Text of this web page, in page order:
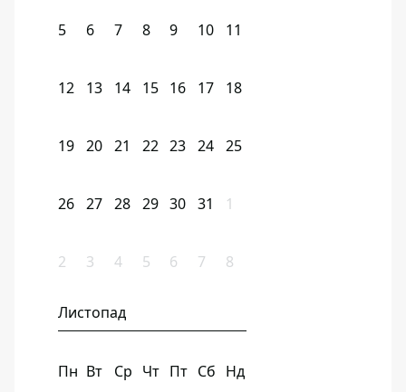
5 6 7 8 9 10 11
12 13 14 15 16 17 18
19 20 21 22 23 24 25
26 27 28 29 30 31 1
2 3 4 5 6 7 8
Листопад
Пн Вт Ср Чт Пт Сб Нд